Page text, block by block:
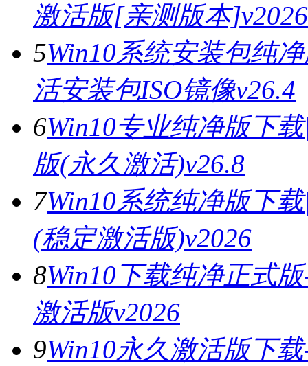
激活版[亲测版本]v2026
5Win10系统安装包纯
活安装包ISO镜像v26.4
6Win10专业纯净版下
版(永久激活)v26.8
7Win10系统纯净版下
(稳定激活版)v2026
8Win10下载纯净正式
激活版v2026
9Win10永久激活版下